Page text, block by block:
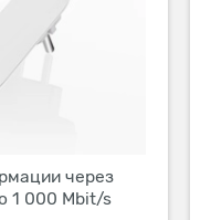
через
1 000 Mbit/s